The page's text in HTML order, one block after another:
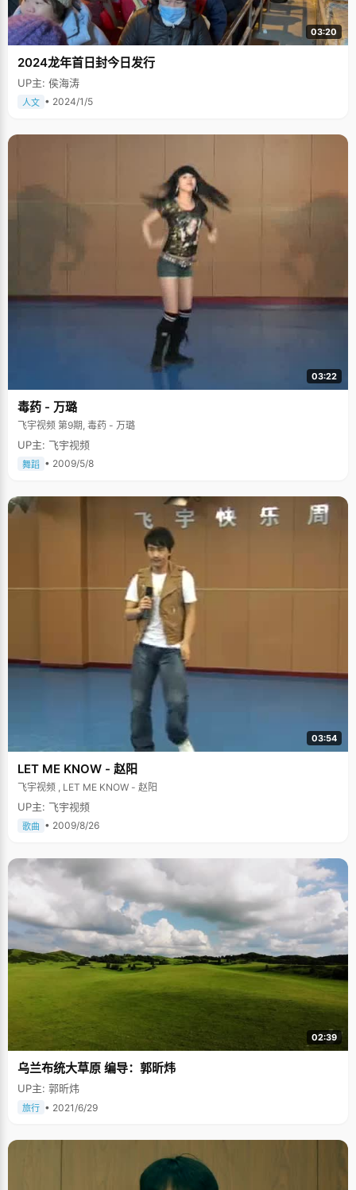
03:20
2024龙年首日封今日发行
UP主: 侯海涛
人文 • 2024/1/5
03:22
毒药 - 万璐
飞宇视频 第9期, 毒药 - 万璐
UP主: 飞宇视频
舞蹈 • 2009/5/8
03:54
LET ME KNOW - 赵阳
飞宇视频 , LET ME KNOW - 赵阳
UP主: 飞宇视频
歌曲 • 2009/8/26
02:39
乌兰布统大草原 编导：郭昕炜
UP主: 郭昕炜
旅行 • 2021/6/29